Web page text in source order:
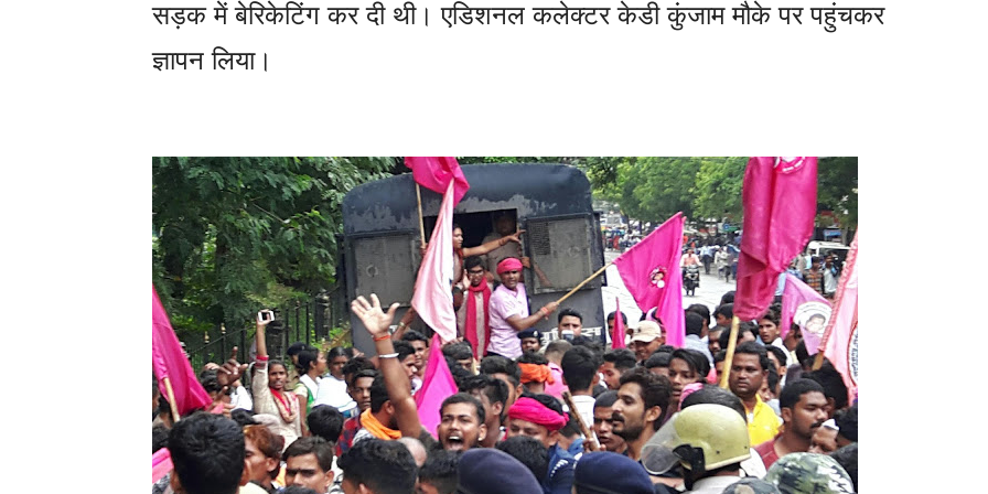
सड़क में बेरिकेटिंग कर दी थी। एडिशनल कलेक्टर केडी कुंजाम मौके पर पहुंचकर
ज्ञापन लिया।